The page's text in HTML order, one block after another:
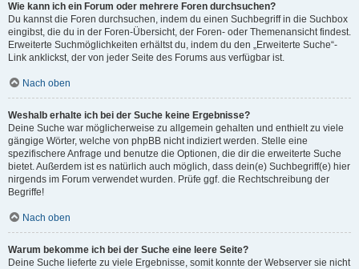
Wie kann ich ein Forum oder mehrere Foren durchsuchen?
Du kannst die Foren durchsuchen, indem du einen Suchbegriff in die Suchbox
eingibst, die du in der Foren-Übersicht, der Foren- oder Themenansicht findest.
Erweiterte Suchmöglichkeiten erhältst du, indem du den „Erweiterte Suche“-
Link anklickst, der von jeder Seite des Forums aus verfügbar ist.
Nach oben
Weshalb erhalte ich bei der Suche keine Ergebnisse?
Deine Suche war möglicherweise zu allgemein gehalten und enthielt zu viele
gängige Wörter, welche von phpBB nicht indiziert werden. Stelle eine
spezifischere Anfrage und benutze die Optionen, die dir die erweiterte Suche
bietet. Außerdem ist es natürlich auch möglich, dass dein(e) Suchbegriff(e) hier
nirgends im Forum verwendet wurden. Prüfe ggf. die Rechtschreibung der
Begriffe!
Nach oben
Warum bekomme ich bei der Suche eine leere Seite?
Deine Suche lieferte zu viele Ergebnisse, somit konnte der Webserver sie nicht